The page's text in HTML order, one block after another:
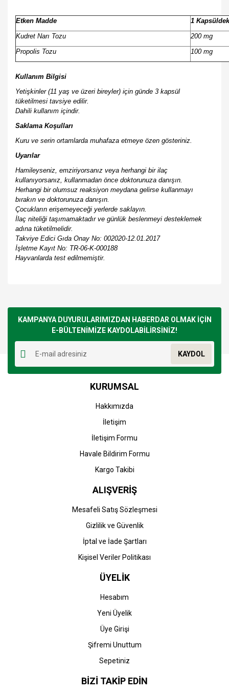
Etken Madde
1
Kudret Narı Tozu
200 mg
Propolis Tozu
100 mg
Kullanım Bilgisi
Yetişkinler (11 yaş ve üzeri bireyler) için günde 3 kapsül
tüketilmesi tavsiye edilir.
Dahili kullanım içindir.
Saklama Koşulları
Kuru ve serin ortamlarda muhafaza etmeye özen gösteriniz.
Uyarılar
Hamileyseniz, emziriyorsanız veya herhangi bir ilaç
kullanıyorsanız, kullanmadan önce doktorunuza danışın.
Herhangi bir olumsuz reaksiyon meydana gelirse kullanmayı
bırakın ve doktorunuza danışın.
Çocukların erişemeyeceği yerlerde saklayın.
İlaç niteliği taşımamaktadır ve günlük beslenmeyi desteklemek
adına tüketilmelidir.
Takviye Edici Gıda Onay No: 002020-12.01.2017
İşletme Kayıt No: TR-06-K-000188
Hayvanlarda test edilmemiştir.
kullanarak tarafımıza iletebilirsiniz.
Görüş ve önerileriniz için teşekkür ederiz.
Ürün resmi kalitesiz, bozuk veya görüntülenemiyor.
Ürün açıklamasında eksik bilgiler bulunuyor.
Ürün bilgilerinde hatalar bulunuyor.
Ürün fiyatı diğer sitelerden daha pahalı.
Gönder
KAMPANYA DUYURULARIMIZDAN HABERDAR OLMAK İÇİN
E-BÜLTENİMİZE KAYDOLABİLİRSİNİZ!
KAYDOL
KURUMSAL
Hakkımızda
İletişim
İletişim Formu
Havale Bildirim Formu
Kargo Takibi
ALIŞVERİŞ
Mesafeli Satış Sözleşmesi
Gizlilik ve Güvenlik
İptal ve İade Şartları
Kişisel Veriler Politikası
ÜYELİK
Hesabım
Yeni Üyelik
Üye Girişi
Şifremi Unuttum
Sepetiniz
BİZİ TAKİP EDİN